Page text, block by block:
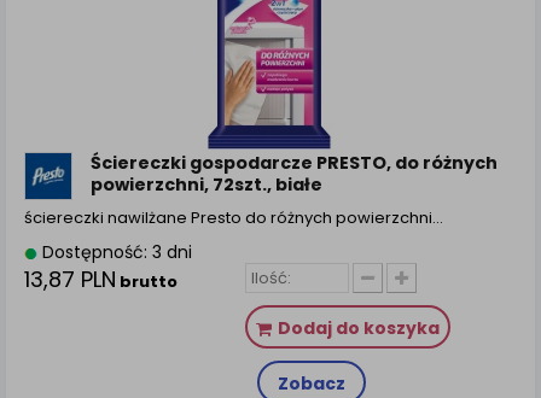
Ściereczki gospodarcze PRESTO, do różnych
powierzchni, 72szt., białe
ściereczki nawilżane Presto do różnych powierzchni…
Dostępność: 3 dni
13,87 PLN brutto
Dodaj do koszyka
Zobacz